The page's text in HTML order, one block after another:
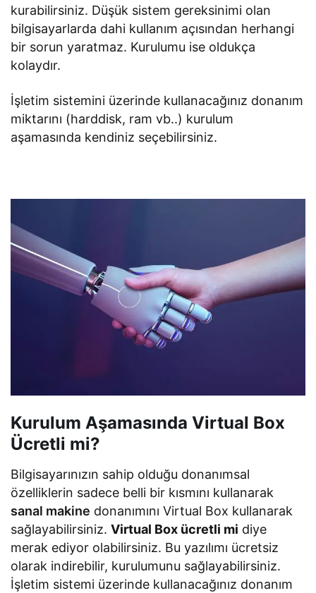
kurabilirsiniz. Düşük sistem gereksinimi olan
bilgisayarlarda dahi kullanım açısından herhangi
bir sorun yaratmaz. Kurulumu ise oldukça
kolaydır.
İşletim sistemini üzerinde kullanacağınız donanım
miktarını (harddisk, ram vb..) kurulum
aşamasında kendiniz seçebilirsiniz.
Kurulum Aşamasında Virtual Box
Ücretli mi?
Bilgisayarınızın sahip olduğu donanımsal
özelliklerin sadece belli bir kısmını kullanarak
sanal makine donanımını Virtual Box kullanarak
sağlayabilirsiniz.Virtual Box ücretli mi diye
merak ediyor olabilirsiniz. Bu yazılımı ücretsiz
olarak indirebilir, kurulumunu sağlayabilirsiniz.
İşletim sistemi üzerinde kullanacağınız donanım